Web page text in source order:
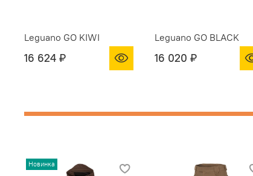
Leguano GO KIWI
16 624 ₽
Leguano GO BLACK
16 020 ₽
Новинка